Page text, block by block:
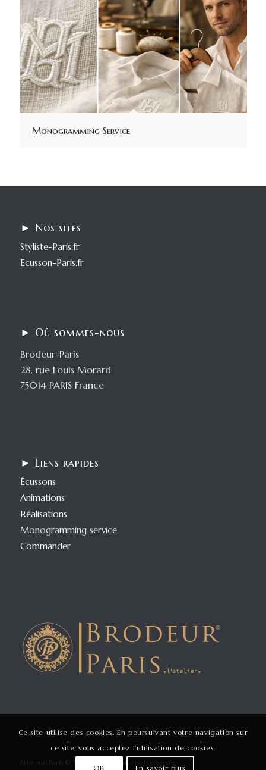
Monogramming Service
► Nos sites
Styliste-Paris.fr
Ecusson-Paris.fr
► Où sommes-nous
Brodeur-Paris
28, rue Louis Morard
75014 PARIS France
► Liens rapides
Écussons
Animations
Réalisations
Monogramming service
Commander
Brodeur-Paris © 2009 - 2026 Tous droits réservés
Ce site utilise des cookies. En poursuivant votre navigation sur
ce site, vous acceptez l'utilisation de cookies.
OK En savoir plus